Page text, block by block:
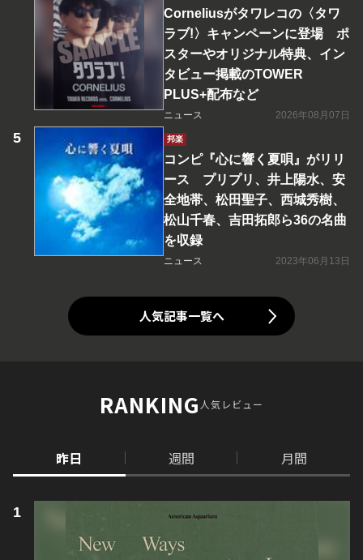
Corneliusがタワレコの〈タワ
ラブ!〉キャンペーンに登場 ポ
スターやオリジナル特典、イン
タビュー掲載のTOWER
PLUS+配布など
ニュース 2026年08月07日
邦楽
コンピ『心に響く夏唄』がリリ
ース プリプリ、井上陽水、安
全地帯、松田聖子、西城秀樹、
松山千春、吉田拓郎ら36の名曲
を収録
ニュース 2023年06月13日
人気記事一覧へ
RANKING人気レビュー
昨日 週間 月間